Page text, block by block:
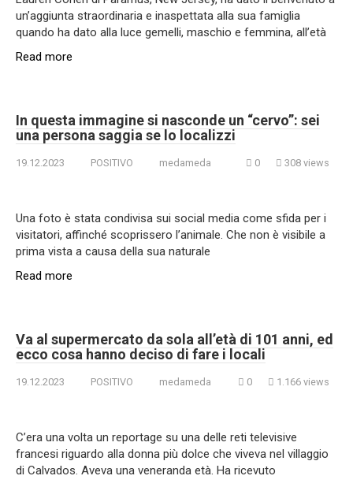
un’aggiunta straordinaria e inaspettata alla sua famiglia
quando ha dato alla luce gemelli, maschio e femmina, all’età
Read more
In questa immagine si nasconde un “cervo”: sei
una persona saggia se lo localizzi
19.12.2023 POSITIVO medameda 0 308 views
Una foto è stata condivisa sui social media come sfida per i
visitatori, affinché scoprissero l’animale. Che non è visibile a
prima vista a causa della sua naturale
Read more
Va al supermercato da sola all’età di 101 anni, ed
ecco cosa hanno deciso di fare i locali
19.12.2023 POSITIVO medameda 0 1.166 views
C’era una volta un reportage su una delle reti televisive
francesi riguardo alla donna più dolce che viveva nel villaggio
di Calvados. Aveva una veneranda età. Ha ricevuto